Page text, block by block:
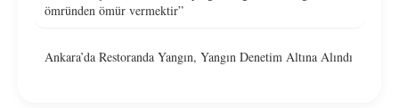
ömründen ömür vermektir”
Ankara’da Restoranda Yangın, Yangın Denetim Altına Alındı